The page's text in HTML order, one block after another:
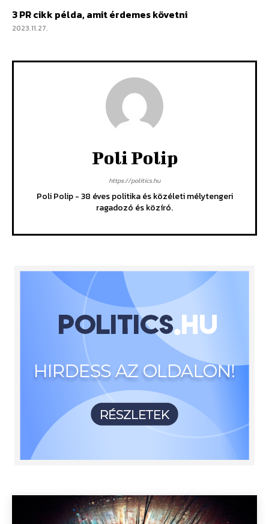
3 PR cikk példa, amit érdemes követni
2023.11.27.
Poli Polip
https://politics.hu
Poli Polip - 38 éves politika és közéleti mélytengeri
ragadozó és közíró.